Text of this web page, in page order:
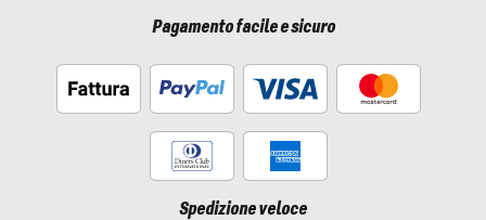
Pagamento facile e sicuro
Spedizione veloce